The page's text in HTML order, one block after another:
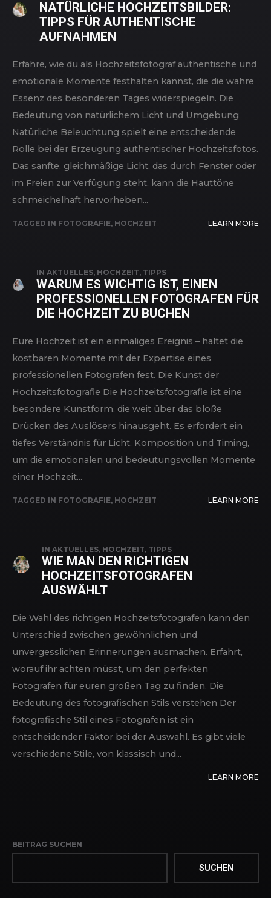
NATÜRLICHE HOCHZEITSBILDER:
TIPPS FÜR AUTHENTISCHE
AUFNAHMEN
Erfahre, wie du als Hochzeitsfotograf authentische und
emotionale Momente festhalten kannst, die die wahre
Essenz des besonderen Tages widerspiegeln. Die
Bedeutung von natürlichem Licht und Umgebung
Natürliche Beleuchtung spielt eine entscheidende
Rolle bei der Erzeugung authentischer Hochzeitsfotos.
Das sanfte, gleichmäßige Licht, das durch Fenster oder
im Freien zur Verfügung steht, kann die Hauttöne
schmeichelhaft hervorheben...
TAGGED IN FOTOGRAFIE, HOCHZEIT LEARN MORE
IN AKTUELLES, HOCHZEIT, TIPPS
WARUM ES WICHTIG IST, EINEN
PROFESSIONELLEN FOTOGRAFEN FÜR
DIE HOCHZEIT ZU BUCHEN
Eure Hochzeit ist ein einmaliges Ereignis – haltet die
kostbaren Momente mit der Expertise eines
professionellen Fotografen fest. Die Kunst der
Hochzeitsfotografie Die Hochzeitsfotografie ist eine
besondere Kunstform, die weit über das bloße
Drücken des Auslösers hinausgeht. Es erfordert ein
tiefes Verständnis für Licht, Komposition und Timing,
um die emotionalen und bedeutungsvollen Momente
einer Hochzeit...
TAGGED IN FOTOGRAFIE, HOCHZEIT LEARN MORE
INAKTUELLES, HOCHZEIT, TIPPS
WIE MAN DEN RICHTIGEN
HOCHZEITSFOTOGRAFEN
AUSWÄHLT
Die Wahl des richtigen Hochzeitsfotografen kann den
Unterschied zwischen gewöhnlichen und
unvergesslichen Erinnerungen ausmachen. Erfahrt,
worauf ihr achten müsst, um den perfekten
Fotografen für euren großen Tag zu finden. Die
Bedeutung des fotografischen Stils verstehen Der
fotografische Stil eines Fotografen ist ein
entscheidender Faktor bei der Auswahl. Es gibt viele
verschiedene Stile, von klassisch und...
LEARN MORE
BEITRAG SUCHEN
SUCHEN